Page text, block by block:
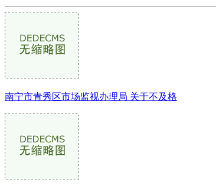
南宁市青秀区市场监视办理局 关于不及格